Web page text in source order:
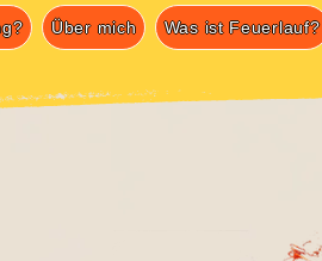
Über mich Was ist Feuerlauf?